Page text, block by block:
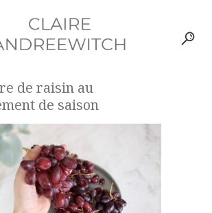
de raisin au
de saison